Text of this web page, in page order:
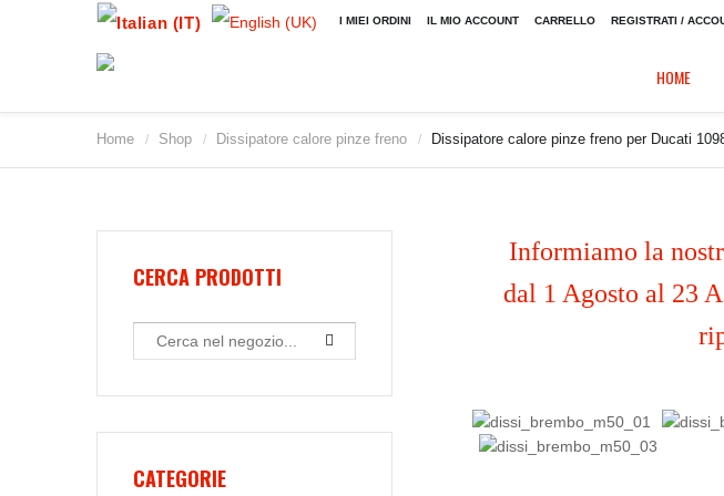
I MIEI ORDINI IL MIO ACCOUNT CARRELLO REGISTRATI /
HOME
Home / Shop / Dissipatore calore pinze freno / Dissipatore calore pinze freno per Ducati
Informiamo la
dal 1 Agosto al 23
CERCA PRODOTTI
CATEGORIE